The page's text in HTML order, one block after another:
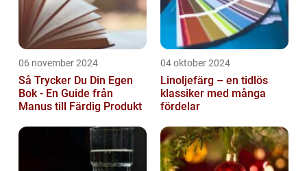
06 november 2024
Så Trycker Du Din Egen
Bok - En Guide från
Manus till Färdig Produkt
04 oktober 2024
Linoljefärg – en tidlös
klassiker med många
fördelar